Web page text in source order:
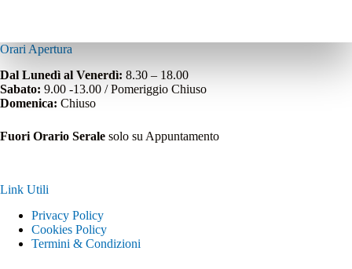
Orari Apertura
Dal Lunedì al Venerdì: 8.30 – 18.00
Sabato: 9.00 -13.00 / Pomeriggio Chiuso
Domenica: Chiuso
Fuori Orario Serale solo su Appuntamento
Link Utili
Privacy Policy
Cookies Policy
Termini & Condizioni